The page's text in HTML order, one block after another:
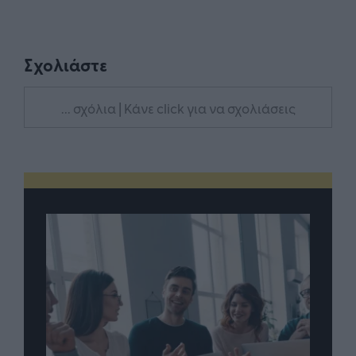
Σχολιάστε
... σχόλια | Κάνε click για να σχολιάσεις